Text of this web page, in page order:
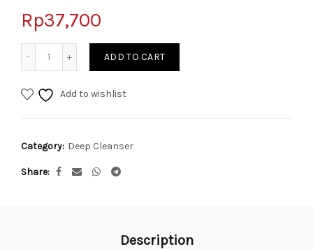
Rp37,700
Quantity
ADD TO CART
Add to wishlist
Category: Deep Cleanser
Share
Description